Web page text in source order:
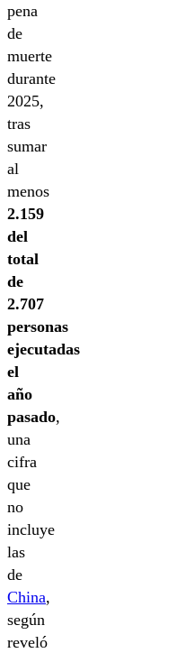
pena
de
muerte
durante
2025,
tras
sumar
al
menos
2.159
del
total
de
2.707
personas
ejecutadas
el
año
pasado,
una
cifra
que
no
incluye
las
de
China,
según
reveló